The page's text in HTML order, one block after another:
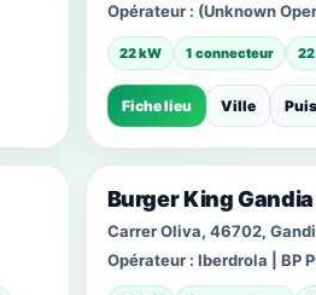
Opérateur : (Unknown
22 kW 1 connecteur
Fiche lieu Ville
Burger King Gandia
Carrer Oliva, 46702,
Opérateur : Iberdrola | BP